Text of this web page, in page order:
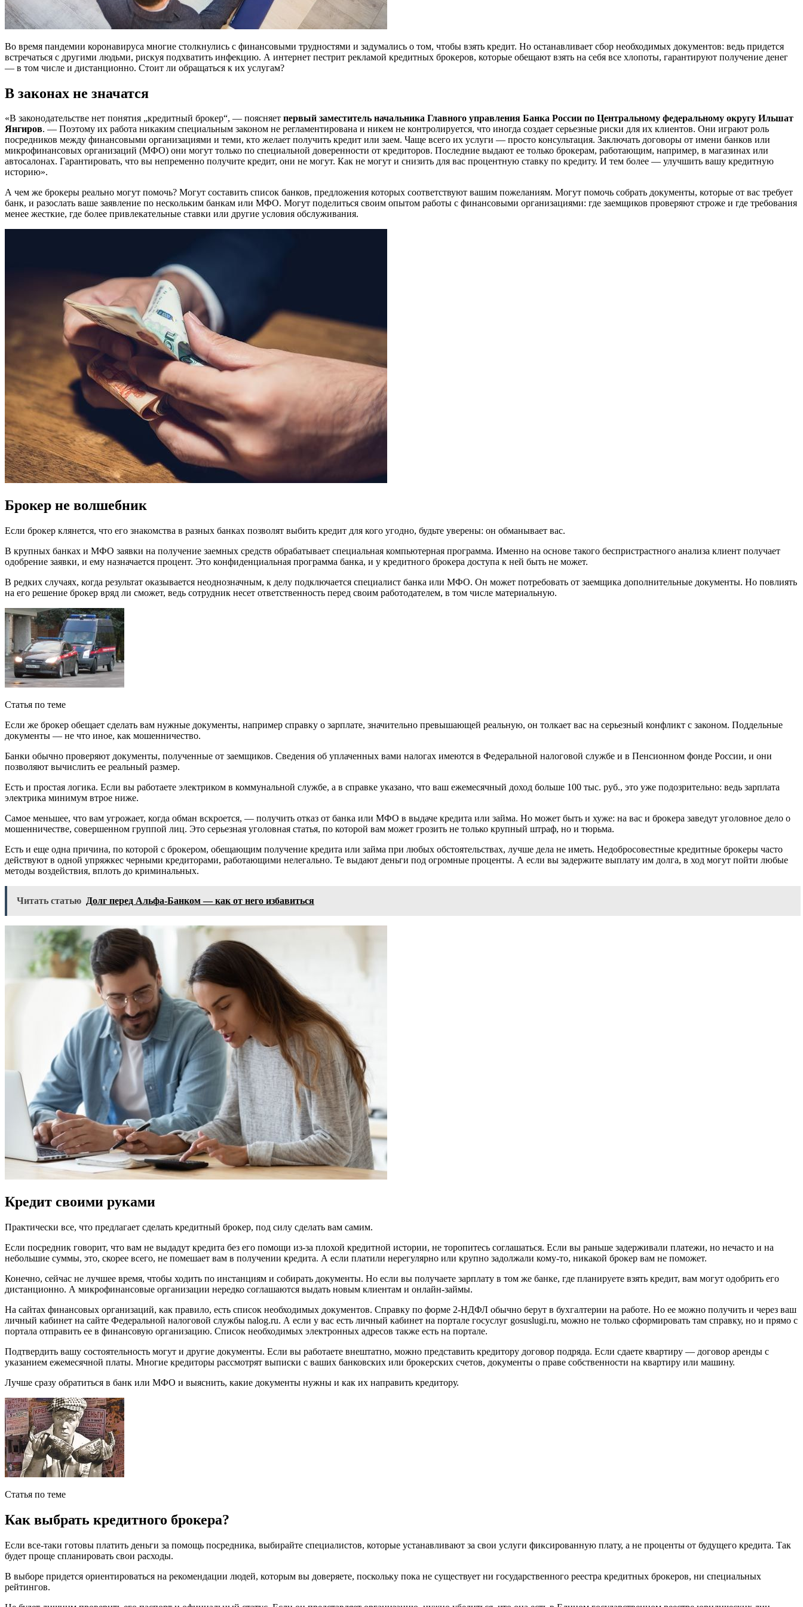
Во время пандемии коронавируса многие столкнулись с финансовыми трудностями и задумались о том, чтобы взять кредит. Но останавливает сбор необходимых документов: ведь придется
встречаться с другими людьми, рискуя подхватить инфекцию. А интернет пестрит рекламой кредитных брокеров, которые обещают взять на себя все хлопоты, гарантируют получение денег
— в том числе и дистанционно. Стоит ли обращаться к их услугам?
В законах не значатся
«В законодательстве нет понятия „кредитный брокер“, — поясняет первый заместитель начальника Главного управления Банка России по Центральному федеральному округу Ильшат
Янгиров. — Поэтому их работа никаким специальным законом не регламентирована и никем не контролируется, что иногда создает серьезные риски для их клиентов. Они играют роль
посредников между финансовыми организациями и теми, кто желает получить кредит или заем. Чаще всего их услуги — просто консультация. Заключать договоры от имени банков или
микрофинансовых организаций (МФО) они могут только по специальной доверенности от кредиторов. Последние выдают ее только брокерам, работающим, например, в магазинах или
автосалонах. Гарантировать, что вы непременно получите кредит, они не могут. Как не могут и снизить для вас процентную ставку по кредиту. И тем более — улучшить вашу кредитную
историю».
А чем же брокеры реально могут помочь? Могут составить список банков, предложения которых соответствуют вашим пожеланиям. Могут помочь собрать документы, которые от вас требует
банк, и разослать ваше заявление по нескольким банкам или МФО. Могут поделиться своим опытом работы с финансовыми организациями: где заемщиков проверяют строже и где требования
менее жесткие, где более привлекательные ставки или другие условия обслуживания.
Брокер не волшебник
Если брокер клянется, что его знакомства в разных банках позволят выбить кредит для кого угодно, будьте уверены: он обманывает вас.
В крупных банках и МФО заявки на получение заемных средств обрабатывает специальная компьютерная программа. Именно на основе такого беспристрастного анализа клиент получает
одобрение заявки, и ему назначается процент. Это конфиденциальная программа банка, и у кредитного брокера доступа к ней быть не может.
В редких случаях, когда результат оказывается неоднозначным, к делу подключается специалист банка или МФО. Он может потребовать от заемщика дополнительные документы. Но повлиять
на его решение брокер вряд ли сможет, ведь сотрудник несет ответственность перед своим работодателем, в том числе материальную.
Статья по теме
Если же брокер обещает сделать вам нужные документы, например справку о зарплате, значительно превышающей реальную, он толкает вас на серьезный конфликт с законом. Поддельные
документы — не что иное, как мошенничество.
Банки обычно проверяют документы, полученные от заемщиков. Сведения об уплаченных вами налогах имеются в Федеральной налоговой службе и в Пенсионном фонде России, и они
позволяют вычислить ее реальный размер.
Есть и простая логика. Если вы работаете электриком в коммунальной службе, а в справке указано, что ваш ежемесячный доход больше 100 тыс. руб., это уже подозрительно: ведь зарплата
электрика минимум втрое ниже.
Самое меньшее, что вам угрожает, когда обман вскроется, — получить отказ от банка или МФО в выдаче кредита или займа. Но может быть и хуже: на вас и брокера заведут уголовное дело о
мошенничестве, совершенном группой лиц. Это серьезная уголовная статья, по которой вам может грозить не только крупный штраф, но и тюрьма.
Есть и еще одна причина, по которой с брокером, обещающим получение кредита или займа при любых обстоятельствах, лучше дела не иметь. Недобросовестные кредитные брокеры часто
действуют в одной упряжкес черными кредиторами, работающими нелегально. Те выдают деньги под огромные проценты. А если вы задержите выплату им долга, в ход могут пойти любые
методы воздействия, вплоть до криминальных.
Читать статью Долг перед Альфа-Банком — как от него избавиться
Кредит своими руками
Практически все, что предлагает сделать кредитный брокер, под силу сделать вам самим.
Если посредник говорит, что вам не выдадут кредита без его помощи из-за плохой кредитной истории, не торопитесь соглашаться. Если вы раньше задерживали платежи, но нечасто и на
небольшие суммы, это, скорее всего, не помешает вам в получении кредита. А если платили нерегулярно или крупно задолжали кому-то, никакой брокер вам не поможет.
Конечно, сейчас не лучшее время, чтобы ходить по инстанциям и собирать документы. Но если вы получаете зарплату в том же банке, где планируете взять кредит, вам могут одобрить его
дистанционно. А микрофинансовые организации нередко соглашаются выдать новым клиентам и онлайн-займы.
На сайтах финансовых организаций, как правило, есть список необходимых документов. Справку по форме 2-НДФЛ обычно берут в бухгалтерии на работе. Но ее можно получить и через ваш
личный кабинет на сайте Федеральной налоговой службы nalog.ru. А если у вас есть личный кабинет на портале госуслуг gosuslugi.ru, можно не только сформировать там справку, но и прямо с
портала отправить ее в финансовую организацию. Список необходимых электронных адресов также есть на портале.
Подтвердить вашу состоятельность могут и другие документы. Если вы работаете внештатно, можно представить кредитору договор подряда. Если сдаете квартиру — договор аренды с
указанием ежемесячной платы. Многие кредиторы рассмотрят выписки с ваших банковских или брокерских счетов, документы о праве собственности на квартиру или машину.
Лучше сразу обратиться в банк или МФО и выяснить, какие документы нужны и как их направить кредитору.
Статья по теме
Как выбрать кредитного брокера?
Если все-таки готовы платить деньги за помощь посредника, выбирайте специалистов, которые устанавливают за свои услуги фиксированную плату, а не проценты от будущего кредита. Так
будет проще спланировать свои расходы.
В выборе придется ориентироваться на рекомендации людей, которым вы доверяете, поскольку пока не существует ни государственного реестра кредитных брокеров, ни специальных
рейтингов.